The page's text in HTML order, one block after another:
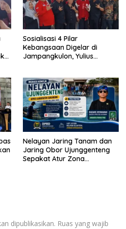
Sosialisasi 4 Pilar
Kebangsaan Digelar di
Jampangkulon, Yulius
Nelayan Jaring Tanam dan
Jaring Obor Ujunggenteng
Sepakat Atur Zona
dipublikasikan. Ruas yang wajib